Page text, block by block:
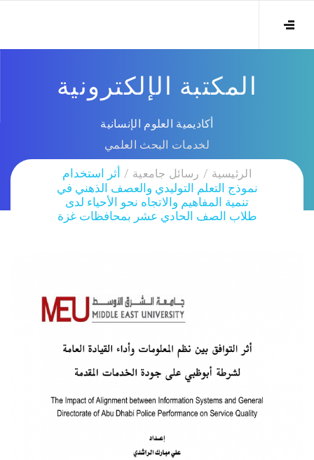
المكتبة الإلكترونية
أكاديمية العلوم الإنسانية
لخدمات البحث العلمي
الرئيسية رسائل جامعية
أثر استخدام
نموذج التعلم التوليدي والعصف الذهني في
تنمية المفاهيم والاتجاه نحو الأحياء لدى
طلاب الصف الحادي عشر بمحافظات غزة